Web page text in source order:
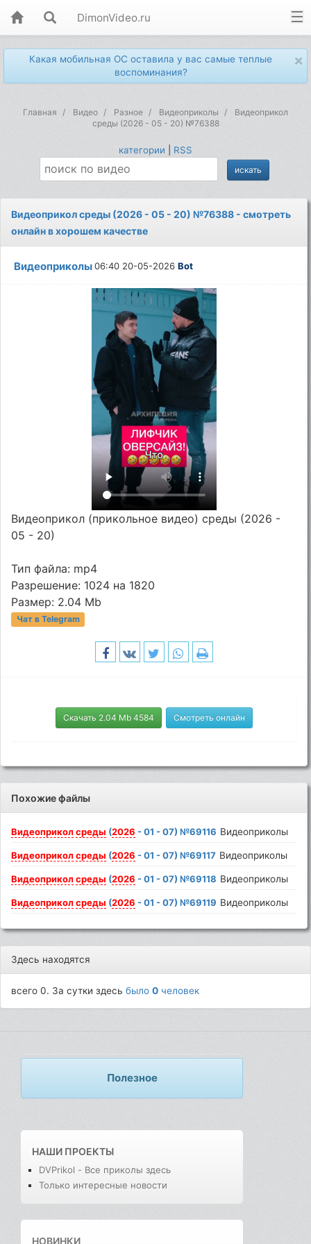
DimonVideo.ru
×
Какая мобильная ОС оставила у вас самые теплые
воспоминания?
Главная Видео Разное Видеоприколы
Видеоприкол
среды (2026 - 05 - 20) №76388
категории RSS
Видеоприкол среды (2026 - 05 - 20) №76388 - смотреть
онлайн в хорошем качестве
Видеоприколы06:40 20-05-2026Bot
Видеоприкол (прикольное видео) среды (2026 -
05 - 20)
Тип файла: mp4
Разрешение: 1024 на 1820
Размер: 2.04 Mb
Чат в Telegram
Скачать 2.04 Mb 4584 Смотреть онлайн
Похожие файлы
Видеоприкол среды (2026 - 01 - 07) №69116 Видеоприколы
Видеоприкол среды (2026 - 01 - 07) №69117 Видеоприколы
Видеоприкол среды (2026 - 01 - 07) №69118 Видеоприколы
Видеоприкол среды (2026 - 01 - 07) №69119 Видеоприколы
Здесь находятся
всего 0. За сутки здесьбыло0 человек
Полезное
НАШИ ПРОЕКТЫ
DVPrikol - Все приколы здесь
Только интересные новости
НОВИНКИ